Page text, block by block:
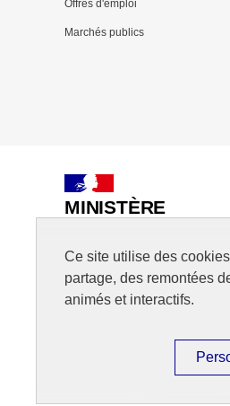
de
Offres d'emploi
Marchés publics
MINISTÈRE
Accessibilité :
Ce site utilise des
partage, des remontées
animés et interactifs.